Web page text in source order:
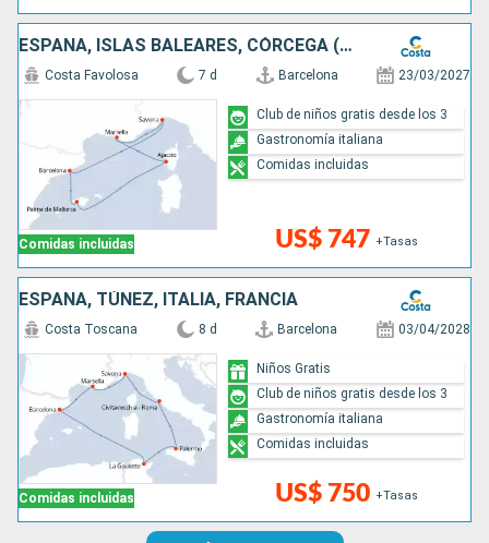
ESPAÑA, ISLAS BALEARES, CÓRCEGA (FRANCIA), FRANCIA, ITALIA
Comidas incluidas
Costa Favolosa 7 d Barcelona 23/03/2027
US$ 747 +Tasas
Club de niños gratis desde los 3
Gastronomía italiana
Comidas incluidas
ESPAÑA, TÚNEZ, ITALIA, FRANCIA
Comidas incluidas
Costa Toscana 8 d Barcelona 03/04/2028
US$ 750 +Tasas
Niños Gratis
Club de niños gratis desde los 3
Gastronomía italiana
Comidas incluidas